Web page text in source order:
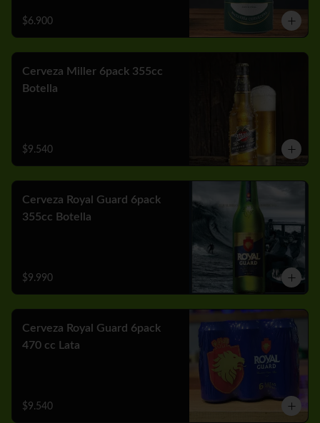
$6.900
Cerveza Miller 6pack 355cc
Botella
$9.540
Cerveza Royal Guard 6pack
355cc Botella
$9.990
Cerveza Royal Guard 6pack
470 cc Lata
$9.540